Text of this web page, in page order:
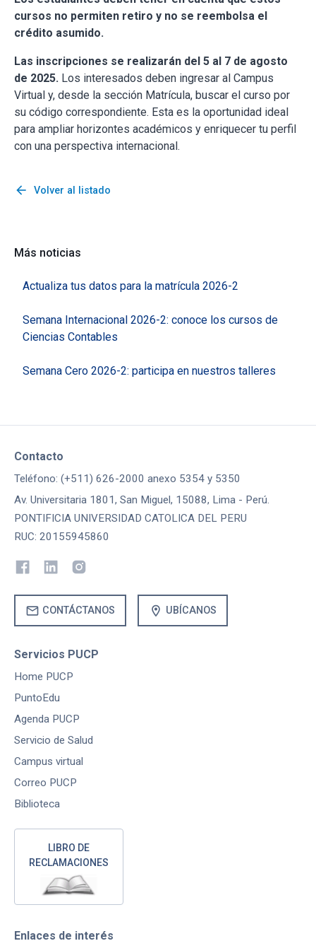
cursos no permiten retiro y no se reembolsa el
crédito asumido.
Las inscripciones se realizarán del 5 al 7 de agosto
de 2025. Los interesados deben ingresar al Campus
Virtual y, desde la sección Matrícula, buscar el curso por
su código correspondiente. Esta es la oportunidad ideal
para ampliar horizontes académicos y enriquecer tu perfil
con una perspectiva internacional.
arrow_back Volver al listado
Más noticias
Actualiza tus datos para la matrícula 2026-2
Semana Internacional 2026-2: conoce los cursos de
Ciencias Contables
Semana Cero 2026-2: participa en nuestros talleres
Contacto
Teléfono: (+511) 626-2000 anexo 5354 y 5350
Av. Universitaria 1801, San Miguel, 15088, Lima - Perú.
PONTIFICIA UNIVERSIDAD CATOLICA DEL PERU
RUC: 20155945860
mail CONTÁCTANOS location_on UBÍCANOS
Servicios PUCP
Home PUCP
PuntoEdu
Agenda PUCP
Servicio de Salud
Campus virtual
Correo PUCP
Biblioteca
LIBRO DE
RECLAMACIONES
Enlaces de interés